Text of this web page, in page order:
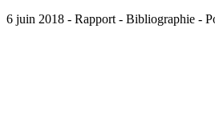
6 juin 2018 - Rapport - Bibliographie -